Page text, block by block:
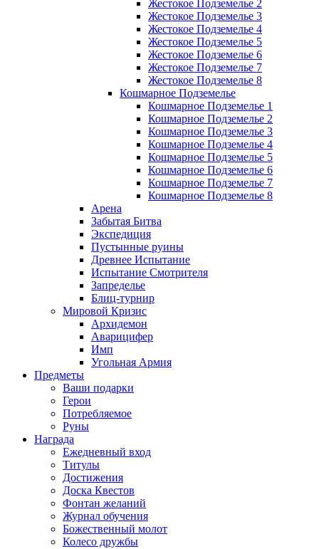
Жестокое Подземелье 2
Жестокое Подземелье 3
Жестокое Подземелье 4
Жестокое Подземелье 5
Жестокое Подземелье 6
Жестокое Подземелье 7
Жестокое Подземелье 8
Кошмарное Подземелье
Кошмарное Подземелье 1
Кошмарное Подземелье 2
Кошмарное Подземелье 3
Кошмарное Подземелье 4
Кошмарное Подземелье 5
Кошмарное Подземелье 6
Кошмарное Подземелье 7
Кошмарное Подземелье 8
Арена
Забытая Битва
Экспедиция
Пустынные руины
Древнее Испытание
Испытание Смотрителя
Запределье
Блиц-турнир
Мировой Кризис
Архидемон
Аварицифер
Имп
Угольная Армия
Предметы
Ваши подарки
Герои
Потребляемое
Руны
Награда
Ежедневный вход
Титулы
Достижения
Доска Квестов
Фонтан желаний
Журнал обучения
Божественный молот
Колесо дружбы